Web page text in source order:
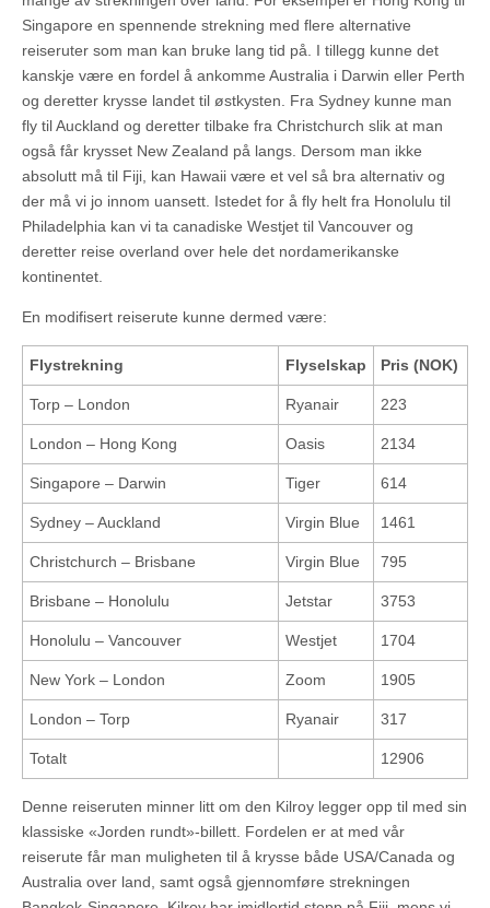
Singapore en spennende strekning med flere alternative
reiseruter som man kan bruke lang tid på. I tillegg kunne det
kanskje være en fordel å ankomme Australia i Darwin eller Perth
og deretter krysse landet til østkysten. Fra Sydney kunne man
fly til Auckland og deretter tilbake fra Christchurch slik at man
også får krysset New Zealand på langs. Dersom man ikke
absolutt må til Fiji, kan Hawaii være et vel så bra alternativ og
der må vi jo innom uansett. Istedet for å fly helt fra Honolulu til
Philadelphia kan vi ta canadiske Westjet til Vancouver og
deretter reise overland over hele det nordamerikanske
kontinentet.
En modifisert reiserute kunne dermed være:
Flystrekning Flyselskap Pris (NOK)
Torp – London Ryanair 223
London – Hong Kong Oasis 2134
Singapore – Darwin Tiger 614
Sydney – Auckland Virgin Blue 1461
Christchurch – Brisbane Virgin Blue 795
Brisbane – Honolulu Jetstar 3753
Honolulu – Vancouver Westjet 1704
New York – London Zoom 1905
London – Torp Ryanair 317
Totalt 12906
Denne reiseruten minner litt om den Kilroy legger opp til med sin
klassiske «Jorden rundt»-billett. Fordelen er at med vår
reiserute får man muligheten til å krysse både USA/Canada og
Australia over land, samt også gjennomføre strekningen